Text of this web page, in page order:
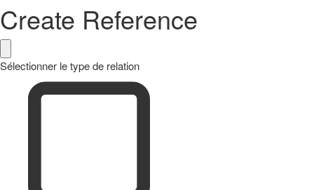
Create Reference
Sélectionner le type de relation